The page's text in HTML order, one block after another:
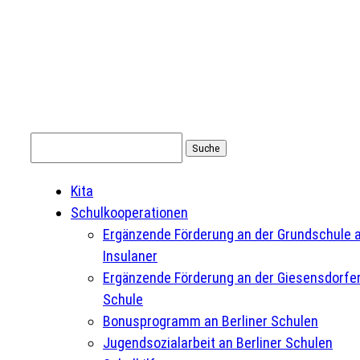
nach:
Kita
Schulkooperationen
Ergänzende Förderung an der Grundschule
Insulaner
Ergänzende Förderung an der
Schule
Bonusprogramm an Berliner Schulen
Jugendsozialarbeit an Berliner Schulen